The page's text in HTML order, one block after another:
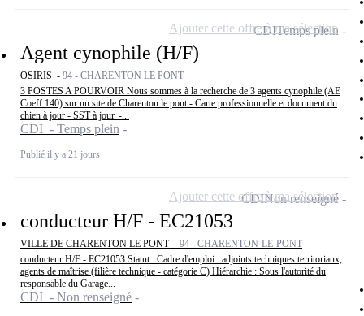
Agent cynophile (H/F)
OSIRIS - 94 - CHARENTON LE PONT
3 POSTES A POURVOIR Nous sommes à la recherche de 3 agents cynophile (AE
Coeff 140) sur un site de Charenton le pont - Carte professionnelle et document du
chien à jour - SST à jour. -...
CDI - Temps plein
Publié il y a 21 jours
CDITemps plein
Ajouter cette offre à ma sélection
conducteur H/F - EC21053
VILLE DE CHARENTON LE PONT - 94 - CHARENTON-LE-PONT
conducteur H/F - EC21053 Statut : Cadre d'emploi : adjoints techniques territoriaux,
agents de maîtrise (filière technique - catégorie C) Hiérarchie : Sous l'autorité du
responsable du Garage...
CDI - Non renseigné
CDINon renseigné
Ajouter cette offre à ma sélection